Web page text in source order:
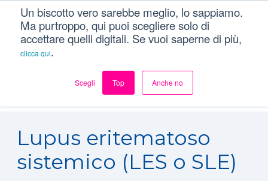
Un biscotto vero sarebbe meglio, lo sappiamo.
Ma purtroppo, qui puoi scegliere solo di
accettare quelli digitali. Se vuoi saperne di più,
clicca qui.
Scegli Top Anche no
Patologie/
Lupus eritematoso sistemico (LES o
Lupus eritematoso
sistemico (LES o SLE)